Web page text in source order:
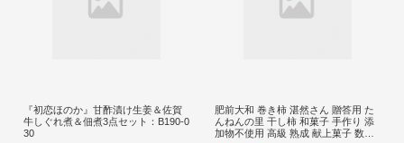
『初恋ほのか』甘酢漬け生姜＆佐賀
牛しぐれ煮＆佃煮3点セット：B190-0
30
肥前大和 巻き柿 湛然さん 贈答用 た
んねんの里 干し柿 和菓子 手作り 添
加物不使用 高級 熟成 献上菓子 数量